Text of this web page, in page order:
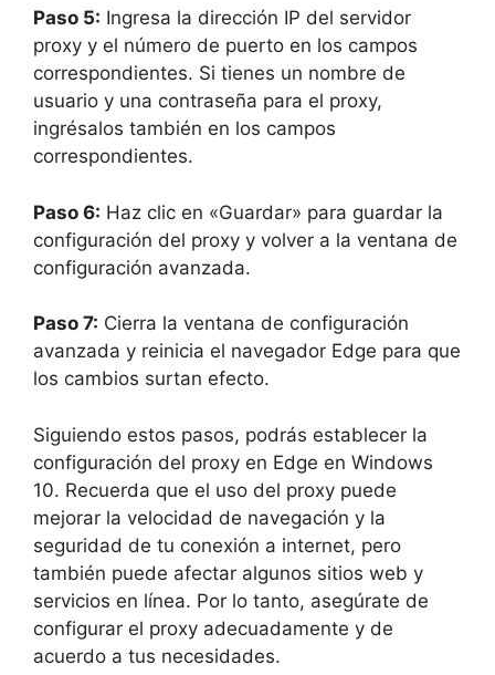
Paso 5: Ingresa la dirección IP del servidor
proxy y el número de puerto en los campos
correspondientes. Si tienes un nombre de
usuario y una contraseña para el proxy,
ingrésalos también en los campos
correspondientes.
Paso 6: Haz clic en «Guardar» para guardar la
configuración del proxy y volver a la ventana de
configuración avanzada.
Paso 7: Cierra la ventana de configuración
avanzada y reinicia el navegador Edge para que
los cambios surtan efecto.
Siguiendo estos pasos, podrás establecer la
configuración del proxy en Edge en Windows
10. Recuerda que el uso del proxy puede
mejorar la velocidad de navegación y la
seguridad de tu conexión a internet, pero
también puede afectar algunos sitios web y
servicios en línea. Por lo tanto, asegúrate de
configurar el proxy adecuadamente y de
acuerdo a tus necesidades.